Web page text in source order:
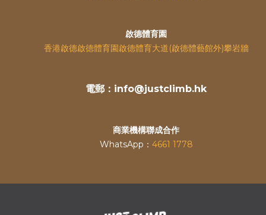
啟德體育園
香港啟德啟德體育園啟德體育大道(啟德體藝館外)攀岩牆
電郵：info@justclimb.hk
商業機構聯成合作
WhatsApp： 4661 1778